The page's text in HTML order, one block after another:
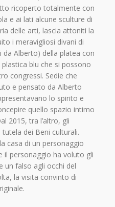
ricoperto totalmente con
e ai lati alcune sculture di
delle arti, lascia attoniti la
i meravigliosi divani di
Alberto) della platea con
blu che si possono
congressi. Sedie che
e pensato da Alberto
lo spirito e
quello spazio intimo
2015, tra l’altro, gli
dei Beni culturali.
casa di un personaggio
personaggio ha voluto gli
un falso agli occhi del
la visita convinto di